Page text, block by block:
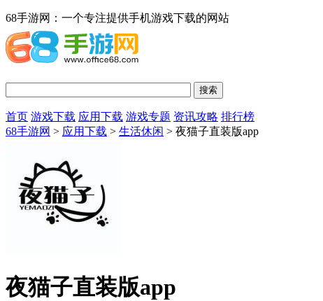
68手游网：一个专注提供手机游戏下载的网站
首页 游戏下载 应用下载 游戏专题 资讯攻略 排行榜
68手游网 > 应用下载 > 生活休闲 > 夜猫子直装版app
夜猫子直装版app